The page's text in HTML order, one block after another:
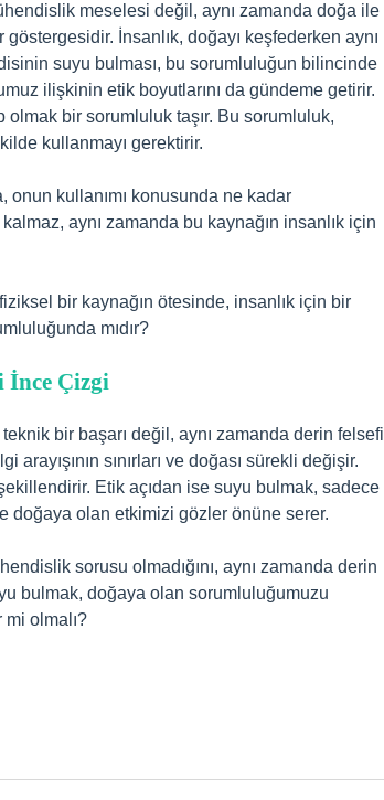
meselesi değil, aynı zamanda doğa ile
İnsanlık, doğayı keşfederken aynı
suyu bulması, bu sorumluluğun bilincinde
ilişkinin etik boyutlarını da gündeme getirir.
olmak bir sorumluluk taşır. Bu sorumluluk,
kullanmayı gerektirir.
onun kullanımı konusunda ne kadar
aynı zamanda bu kaynağın insanlık için
bir kaynağın ötesinde, insanlık için bir
mıdır?
İnce Çizgi
bir başarı değil, aynı zamanda derin felsefi
sınırları ve doğası sürekli değişir.
Etik açıdan ise suyu bulmak, sadece
doğaya olan etkimizi gözler önüne serer.
sorusu olmadığını, aynı zamanda derin
bulmak, doğaya olan sorumluluğumuzu
mi olmalı?